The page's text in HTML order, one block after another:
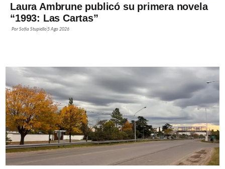
Laura Ambrune publicó su primera novela
“1993: Las Cartas”
PorSofía Stupiello 5 Ago 2026